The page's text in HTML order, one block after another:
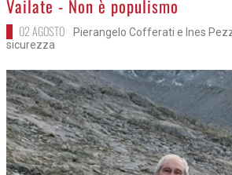
Vailate - Non è populismo
02 AGOSTO
Pierangelo Cofferati e Ines
sicurezza